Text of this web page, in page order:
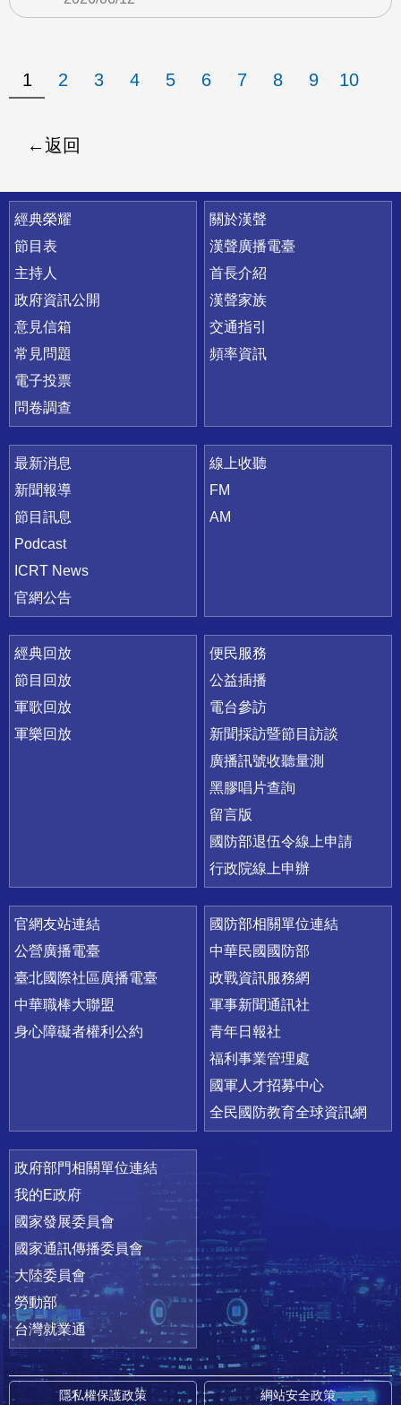
1 2 3 4 5 6 7 8 9 10
返回
快速連結
經典榮耀
節目表
主持人
政府資訊公開
意見信箱
常見問題
電子投票
問卷調查
關於漢聲
漢聲廣播電臺
首長介紹
漢聲家族
交通指引
頻率資訊
最新消息
新聞報導
節目訊息
Podcast
ICRT News
官網公告
線上收聽
FM
AM
經典回放
節目回放
軍歌回放
軍樂回放
便民服務
公益插播
電台參訪
新聞採訪暨節目訪談
廣播訊號收聽量測
黑膠唱片查詢
留言版
國防部退伍令線上申請
行政院線上申辦
官網友站連結
公營廣播電臺
臺北國際社區廣播電臺
中華職棒大聯盟
身心障礙者權利公約
國防部相關單位連結
中華民國國防部
政戰資訊服務網
軍事新聞通訊社
青年日報社
福利事業管理處
國軍人才招募中心
全民國防教育全球資訊網
政府部門相關單位連結
我的E政府
國家發展委員會
國家通訊傳播委員會
大陸委員會
勞動部
台灣就業通
隱私權保護政策 網站安全政策